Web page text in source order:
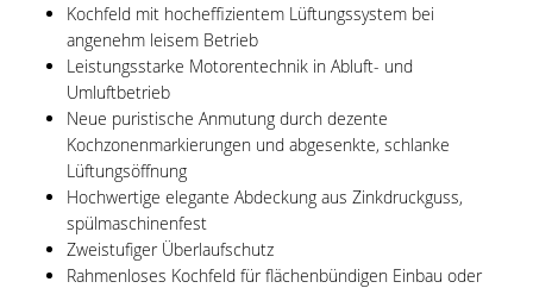
Kochfeld mit hocheffizientem Lüftungssystem bei
angenehm leisem Betrieb
Leistungsstarke Motorentechnik in Abluft- und
Umluftbetrieb
Neue puristische Anmutung durch dezente
Kochzonenmarkierungen und abgesenkte, schlanke
Lüftungsöffnung
Hochwertige elegante Abdeckung aus Zinkdruckguss,
spülmaschinenfest
Zweistufiger Überlaufschutz
Rahmenloses Kochfeld für flächenbündigen Einbau oder